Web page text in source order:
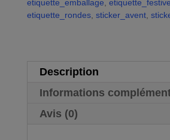
AVENT,
emballage
v
e
etiquette_emballage etiquette_festive
etiquette_rondes, sticker_avent,
Description
Informations
Avis (0)